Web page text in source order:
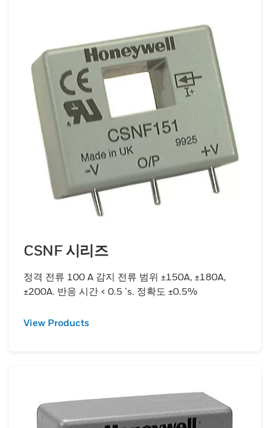
CSNF 시리즈
정격 전류 100 A 감지 전류 범위 ±150A, ±180A,
±200A. 반응 시간 < 0.5 μs. 정확도 ±0.5%
View Products